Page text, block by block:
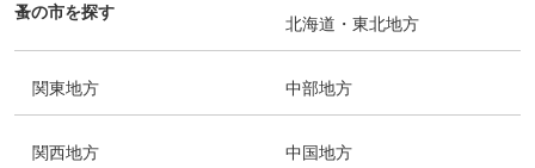
蚤の市を探す
北海道・東北地方
関東地方 中部地方
関西地方 中国地方